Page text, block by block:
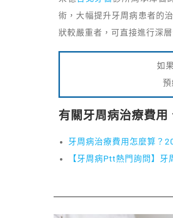
術，大幅提升牙周病患者的
狀較嚴重者，可直接進行深
如
預
有關牙周病治療費用
牙周病治療費用怎麼算？
【牙周病Ptt熱門詢問】